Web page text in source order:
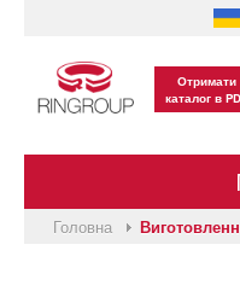
Отримати
каталог в
Головна
Головна